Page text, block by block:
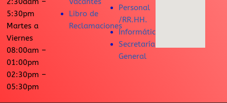
5:30pm
Martes a
Viernes
08:00am –
01:00pm
02:30pm –
05:30pm
Libro de
Reclamaciones
Personal
/RR.HH.
Informática
Secretaría
General